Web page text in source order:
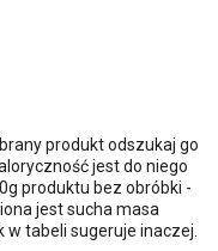
produkt odszukaj go
jest do niego
produktu bez obróbki -
jest sucha masa
tabeli sugeruje inaczej.